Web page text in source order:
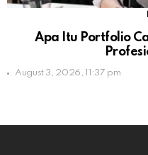
Apa Itu Portfolio
August 3, 2026, 11:37 pm